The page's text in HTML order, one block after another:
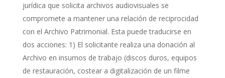
jurídica que solicita archivos audiovisuales se
compromete a mantener una relación de reciprocidad
con el Archivo Patrimonial. Esta puede traducirse en
dos acciones: 1) El solicitante realiza una donación al
Archivo en insumos de trabajo (discos duros, equipos
de restauración, costear a digitalización de un filme